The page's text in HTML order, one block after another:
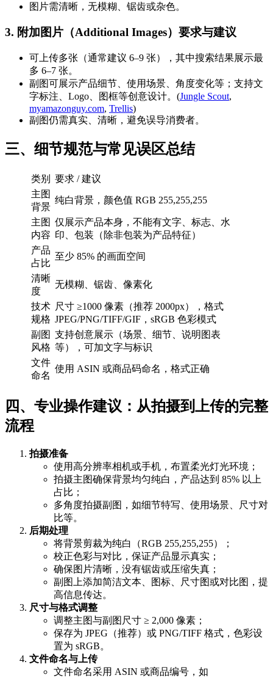
图片需清晰，无模糊、锯齿或杂色。
3. 附加图片（Additional Images）要求与建议
可上传多张（通常建议 6–9 张），其中搜索结果展示最
多 6–7 张。
副图可展示产品细节、使用场景、角度变化等；支持文
字标注、Logo、图框等创意设计。(Jungle Scout,
myamazonguy.com, Trellis)
副图仍需真实、清晰，避免误导消费者。
三、细节规范与常见误区总结
类别
要求 / 建议
主图
背景
纯白背景，颜色值 RGB 255,255,255
主图
内容
仅展示产品本身，不能有文字、标志、水
印、包装（除非包装为产品特征）
产品
占比
至少 85% 的画面空间
清晰
度
无模糊、锯齿、像素化
技术
规格
尺寸 ≥1000 像素（推荐 2000px），格式
JPEG/PNG/TIFF/GIF，sRGB 色彩模式
副图
风格
支持创意展示（场景、细节、说明图表
等），可加文字与标识
文件
命名
使用 ASIN 或商品码命名，格式正确
四、专业操作建议：从拍摄到上传的完整
流程
拍摄准备
使用高分辨率相机或手机，布置柔光灯光环境；
拍摄主图确保背景均匀纯白，产品达到 85% 以上
占比；
多角度拍摄副图，如细节特写、使用场景、尺寸对
比等。
后期处理
将背景剪裁为纯白（RGB 255,255,255）；
校正色彩与对比，保证产品显示真实；
确保图片清晰，没有锯齿或压缩失真；
副图上添加简洁文本、图标、尺寸图或对比图，提
高信息传达。
尺寸与格式调整
调整主图与副图尺寸 ≥ 2,000 像素；
保存为 JPEG（推荐）或 PNG/TIFF 格式，色彩设
置为 sRGB。
文件命名与上传
文件命名采用 ASIN 或商品编号，如